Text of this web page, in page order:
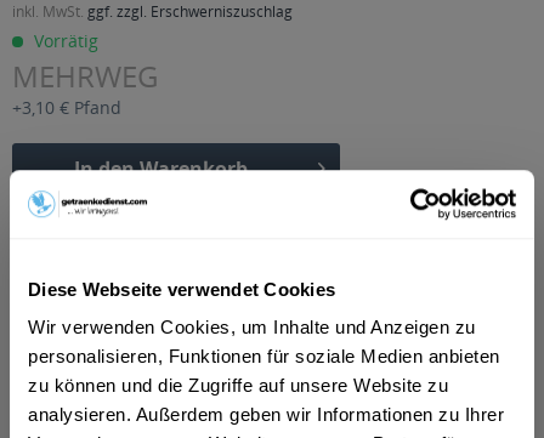
Diese Webseite verwendet Cookies
Wir verwenden Cookies, um Inhalte und Anzeigen zu
personalisieren, Funktionen für soziale Medien anbieten
zu können und die Zugriffe auf unsere Website zu
analysieren. Außerdem geben wir Informationen zu Ihrer
inkl. MwSt. ggf. zzgl. Erschwerniszuschlag
Vorrätig
MEHRWEG
+3,10 € Pfand
In denWarenkorb
mehr
"Allgäuer Brauhaus Teutsch Pils 20 x 0,5l"